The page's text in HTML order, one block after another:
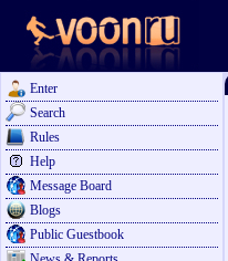
Enter
Search
Rules
Help
Message Board
Blogs
Public Guestbook